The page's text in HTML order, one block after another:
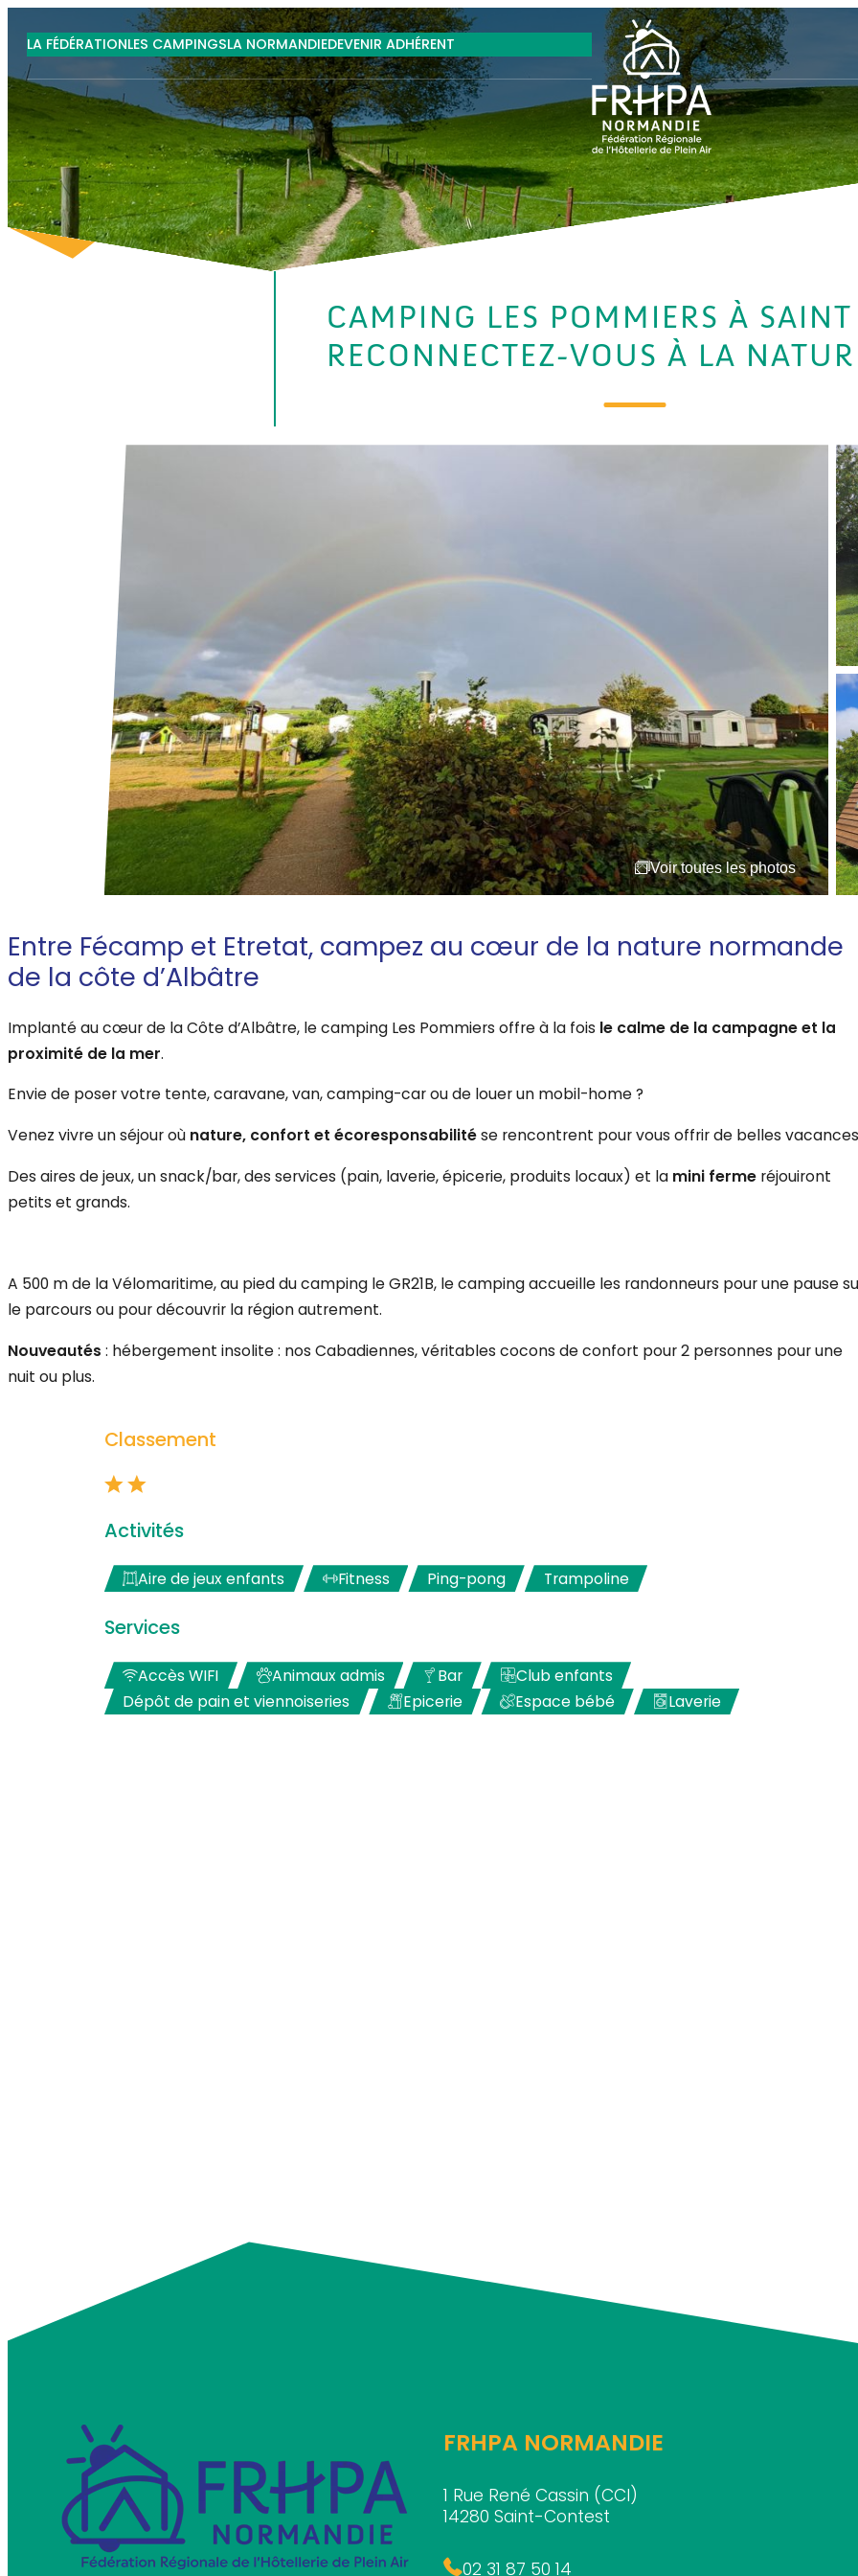
LA FÉDÉRATIONLES CAMPINGSLA NORMANDIEDEVENIR ADHÉRENT
CAMPING LES POMMIERS À
RECONNECTEZ-VOUS À LA
Voir toutes les photos
Entre Fécamp et Etretat, campez au cœur de la nature normande
de la côte d’Albâtre
Implanté au cœur de la Côte d’Albâtre, le camping Les Pommiers offre à la fois le calme de la campagne et la
proximité de la mer.
Envie de poser votre tente, caravane, van, camping-car ou de louer un mobil-home ?
Venez vivre un séjour où nature, confort et écoresponsabilitése rencontrent pour vous offrir de belles
Des aires de jeux, un snack/bar, des services (pain, laverie, épicerie, produits locaux) et la mini ferme réjouiront
petits et grands.
A 500 m de la Vélomaritime, au pied du camping le GR21B, le camping accueille les randonneurs pour une pause
le parcours ou pour découvrir la région autrement.
Nouveautés : hébergement insolite : nos Cabadiennes, véritables cocons de confort pour 2 personnes pour une
nuit ou plus.
Classement
Activités
Aire de jeux enfants Fitness Ping-pong Trampoline
Services
Accès WIFI Animaux admis Bar
Club enfants
Dépôt de pain et viennoiseries
Epicerie Espace bébé Laverie
FRHPA NORMANDIE
1 Rue René Cassin (CCI)
14280 Saint-Contest
02 31 87 50 14